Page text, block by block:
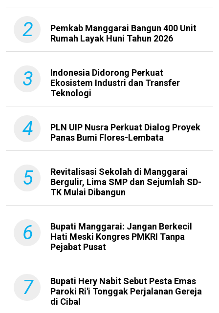
2
Pemkab Manggarai Bangun 400 Unit
Rumah Layak Huni Tahun 2026
3
Indonesia Didorong Perkuat
Ekosistem Industri dan Transfer
Teknologi
4
PLN UIP Nusra Perkuat Dialog Proyek
Panas Bumi Flores-Lembata
5
Revitalisasi Sekolah di Manggarai
Bergulir, Lima SMP dan Sejumlah SD-
TK Mulai Dibangun
6
Bupati Manggarai: Jangan Berkecil
Hati Meski Kongres PMKRI Tanpa
Pejabat Pusat
7
Bupati Hery Nabit Sebut Pesta Emas
Paroki Ri'i Tonggak Perjalanan Gereja
di Cibal